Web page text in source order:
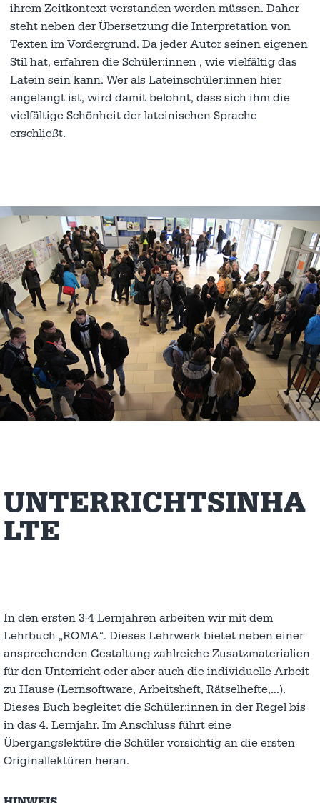
ihrem Zeitkontext verstanden werden müssen. Daher
steht neben der Übersetzung die Interpretation von
Texten im Vordergrund. Da jeder Autor seinen eigenen
Stil hat, erfahren die Schüler:innen , wie vielfältig das
Latein sein kann. Wer als Lateinschüler:innen hier
angelangt ist, wird damit belohnt, dass sich ihm die
vielfältige Schönheit der lateinischen Sprache
erschließt.
UNTERRICHTSINHA
LTE
In den ersten 3-4 Lernjahren arbeiten wir mit dem
Lehrbuch „ROMA“. Dieses Lehrwerk bietet neben einer
ansprechenden Gestaltung zahlreiche Zusatzmaterialien
für den Unterricht oder aber auch die individuelle Arbeit
zu Hause (Lernsoftware, Arbeitsheft, Rätselhefte,…).
Dieses Buch begleitet die Schüler:innen in der Regel bis
in das 4. Lernjahr. Im Anschluss führt eine
Übergangslektüre die Schüler vorsichtig an die ersten
Originallektüren heran.